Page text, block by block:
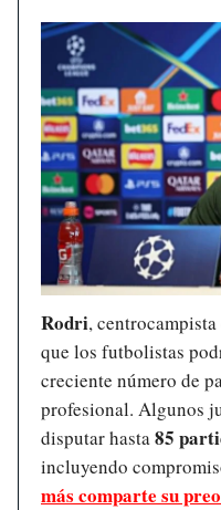
Rodri,
que los futbolistas
creciente número de
profesional. Algunos
disputar hasta85
incluyendo
más comparte su